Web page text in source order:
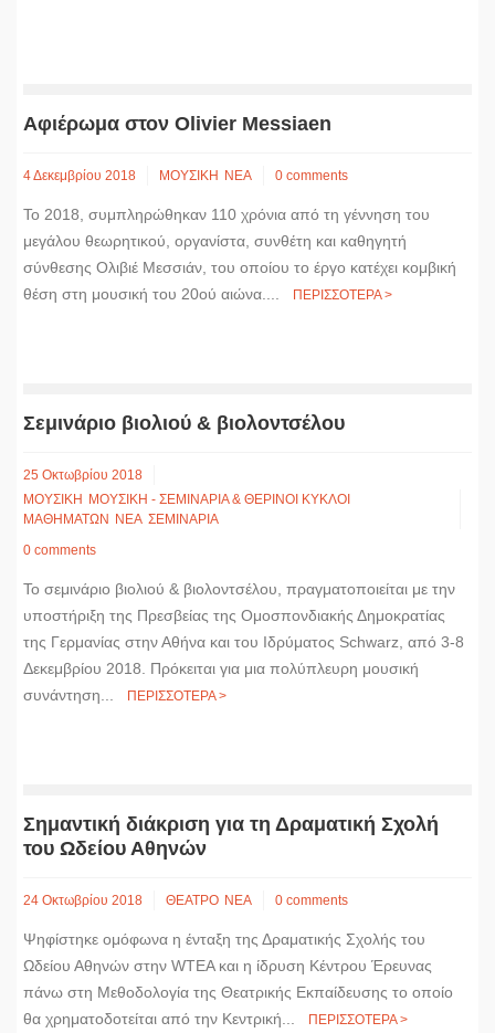
Aφιέρωμα στον Olivier Messiaen
4 Δεκεμβρίου 2018 ΜΟΥΣΙΚΗ ΝΕΑ 0 comments
Το 2018, συμπληρώθηκαν 110 χρόνια από τη γέννηση του
μεγάλου θεωρητικού, οργανίστα, συνθέτη και καθηγητή
σύνθεσης Ολιβιέ Μεσσιάν, του οποίου το έργο κατέχει κομβική
θέση στη μουσική του 20ού αιώνα....
ΠΕΡΙΣΣΟΤΕΡΑ >
Σεμινάριο βιολιού & βιολοντσέλου
25 Οκτωβρίου 2018
ΜΟΥΣΙΚΗ
ΜΟΥΣΙΚΗ - ΣΕΜΙΝΑΡΙΑ & ΘΕΡΙΝΟΙ ΚΥΚΛΟΙ
ΜΑΘΗΜΑΤΩΝ
ΝΕΑ ΣΕΜΙΝΑΡΙΑ
0 comments
Το σεμινάριο βιολιού & βιολοντσέλου, πραγματοποιείται με την
υποστήριξη της Πρεσβείας της Ομοσπονδιακής Δημοκρατίας
της Γερμανίας στην Αθήνα και του Ιδρύματος Schwarz, από 3-8
Δεκεμβρίου 2018. Πρόκειται για μια πολύπλευρη μουσική
συνάντηση...
ΠΕΡΙΣΣΟΤΕΡΑ >
Σημαντική διάκριση για τη Δραματική Σχολή
του Ωδείου Αθηνών
24 Οκτωβρίου 2018 ΘΕΑΤΡΟ ΝΕΑ 0 comments
Ψηφίστηκε ομόφωνα η ένταξη της Δραματικής Σχολής του
Ωδείου Αθηνών στην WTEA και η ίδρυση Κέντρου Έρευνας
πάνω στη Μεθοδολογία της Θεατρικής Εκπαίδευσης το οποίο
θα χρηματοδοτείται από την Κεντρική...
ΠΕΡΙΣΣΟΤΕΡΑ >